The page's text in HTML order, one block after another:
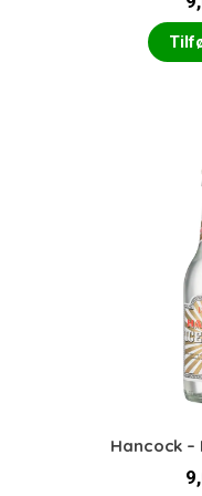
Hancock –